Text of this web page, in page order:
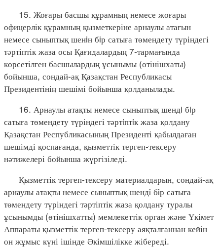
15. Жоғары басшы құрамның немесе жоғары
офицерлік құрамның қызметкеріне арнаулы атағын
немесе сыныптық шенiн бiр сатыға төмендету түріндегі
тәртіптік жаза осы Қағидалардың 7-тармағында
көрсетілген басшылардың ұсынымы (өтінішхаты)
бойынша, сондай-ақ Қазақстан Республикасы
Президентінің шешімі бойынша қолданылады.
16. Арнаулы атақты немесе сыныптық шендi бiр
сатыға төмендету түріндегі тәртiптiк жаза қолдану
Қазақстан Республикасының Президенті қабылдаған
шешімді қоспағанда, қызметтік тергеп-тексеру
нәтижелері бойынша жүргізіледі.
Қызметтік тергеп-тексеру материалдарын, сондай-ақ
арнаулы атақты немесе сыныптық шендi бiр сатыға
төмендету түріндегі тәртіптік жаза қолдану туралы
ұсынымды (өтінішхатты) мемлекеттік орган және Үкімет
Аппараты қызметтік тергеп-тексеру аяқталғаннан кейін
он жұмыс күні ішінде Әкімшілікке жібереді.